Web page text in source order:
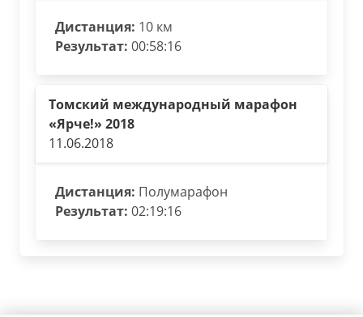
Дистанция: 10 км
Результат: 00:58:16
Томский международный марафон
«Ярче!» 2018
11.06.2018
Дистанция: Полумарафон
Результат: 02:19:16